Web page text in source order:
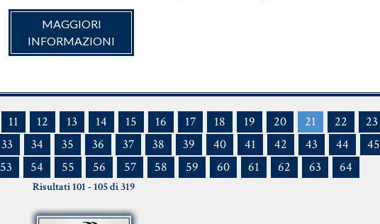
MAGGIORI
INFORMAZIONI
11 12 13 14 15 16 17 18 19 20 21 22 23
33 34 35 36 37 38 39 40 41 42 43 44 45
53 54 55 56 57 58 59 60 61 62 63 64
Risultati 101 - 105 di 319